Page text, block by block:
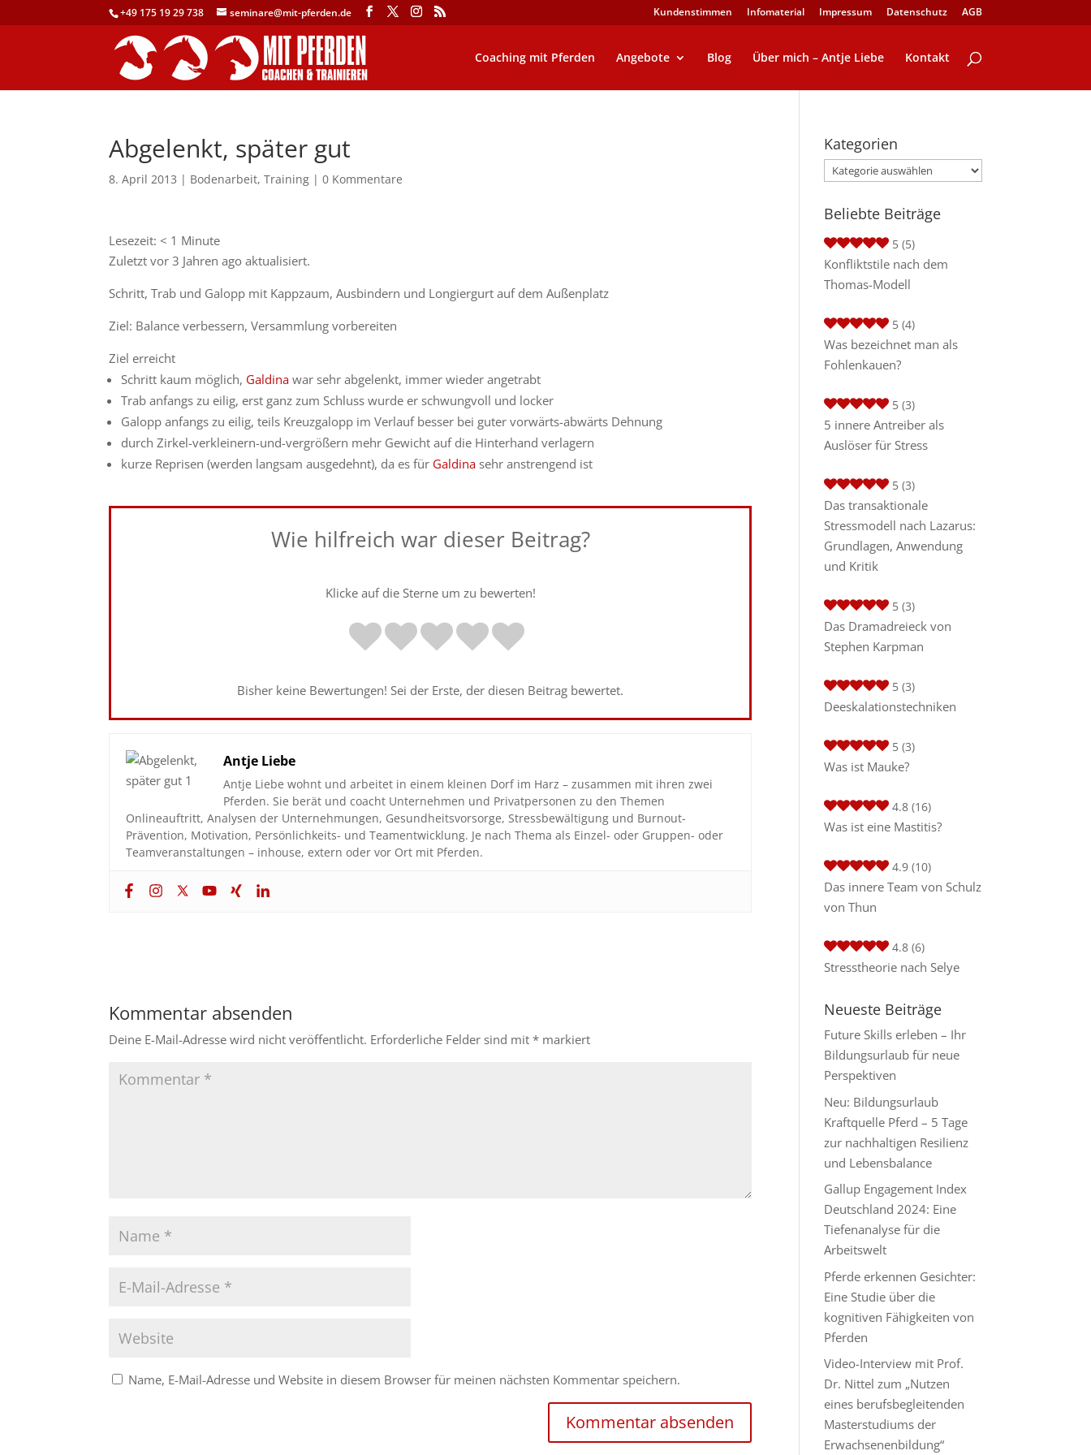
+49 175 19 29 738 seminare@mit-pferden.de Kundenstimmen Infomaterial Impressum Datenschutz AGB
Coaching mit Pferden Angebote Blog Über mich – Antje Liebe Kontakt
Abgelenkt, später gut
8. April 2013 | Bodenarbeit,Training |0 Kommentare
Lesezeit:< 1 Minute
Zuletzt vor 3 Jahren ago aktualisiert.
Schritt, Trab und Galopp mit Kappzaum, Ausbindern und Longiergurt auf dem Außenplatz
Ziel: Balance verbessern, Versammlung vorbereiten
Ziel erreicht
Schritt kaum möglich, Galdina war sehr abgelenkt, immer wieder angetrabt
Trab anfangs zu eilig, erst ganz zum Schluss wurde er schwungvoll und locker
Galopp anfangs zu eilig, teils Kreuzgalopp im Verlauf besser bei guter vorwärts-abwärts Dehnung
durch Zirkel-verkleinern-und-vergrößern mehr Gewicht auf die Hinterhand verlagern
kurze Reprisen (werden langsam ausgedehnt), da es für Galdina sehr anstrengend ist
Wie hilfreich war dieser Beitrag?
Klicke auf die Sterne um zu bewerten!
Bisher keine Bewertungen! Sei der Erste, der diesen Beitrag bewertet.
Antje Liebe
Antje Liebe wohnt und arbeitet in einem kleinen Dorf im Harz – zusammen mit ihren zwei
Pferden. Sie berät und coacht Unternehmen und Privatpersonen zu den Themen
Onlineauftritt, Analysen der Unternehmungen, Gesundheitsvorsorge, Stressbewältigung und Burnout-
Prävention, Motivation, Persönlichkeits- und Teamentwicklung. Je nach Thema als Einzel- oder Gruppen- oder
Teamveranstaltungen – inhouse, extern oder vor Ort mit Pferden.
Kommentar absenden
Deine E-Mail-Adresse wird nicht veröffentlicht. Erforderliche Felder sind mit* markiert
Name, E-Mail-Adresse und Website in diesem Browser für meinen nächsten Kommentar speichern.
Kategorien
Kategorien
Beliebte Beiträge
5 (5)
Konfliktstile nach dem
Thomas-Modell
5 (4)
Was bezeichnet man als
Fohlenkauen?
5 (3)
5 innere Antreiber als
Auslöser für Stress
5 (3)
Das transaktionale
Stressmodell nach Lazarus:
Grundlagen, Anwendung
und Kritik
5 (3)
Das Dramadreieck von
Stephen Karpman
5 (3)
Deeskalationstechniken
5 (3)
Was ist Mauke?
4.8 (16)
Was ist eine Mastitis?
4.9 (10)
Das innere Team von Schulz
von Thun
4.8 (6)
Stresstheorie nach Selye
Neueste Beiträge
Future Skills erleben – Ihr
Bildungsurlaub für neue
Perspektiven
Neu: Bildungsurlaub
Kraftquelle Pferd – 5 Tage
zur nachhaltigen Resilienz
und Lebensbalance
Gallup Engagement Index
Deutschland 2024: Eine
Tiefenanalyse für die
Arbeitswelt
Pferde erkennen Gesichter:
Eine Studie über die
kognitiven Fähigkeiten von
Pferden
Video-Interview mit Prof.
Dr. Nittel zum „Nutzen
eines berufsbegleitenden
Masterstudiums der
Erwachsenenbildung“